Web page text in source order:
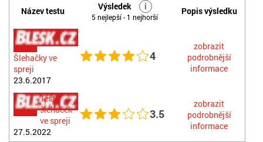
Název testu Výsledek i
5 nejlepší - 1 nejhorší
Popis výsledku
Šlehačky ve
spreji
23.6.2017
4
zobrazit
podrobnější
informace
Test
šlehaček
ve spreji
27.5.2022
3.5
zobrazit
podrobnější
informace